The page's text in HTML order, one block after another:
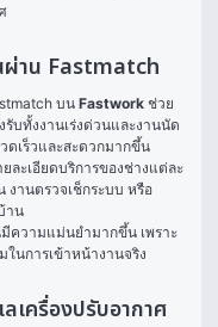
ผ่าน Fastmatch
บน Fastwork ช่วย
บทั้งงานเร่งด่วนและงานนัด
ดเร็วและสะดวกมากขึ้น
ละเอียดบริการของช่างแต่ละ
งานตรวจเช็กระบบ หรือ
าน
ความแม่นยำมากขึ้น เพราะ
นการเข้าหน้างานจริง
เครื่องปรับอากาศ